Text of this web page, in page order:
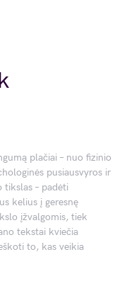
plačiai – nuo fizinio
pusiausvyros ir
tikslas – padėti
kelius į geresnę
įžvalgomis, tiek
tekstai kviečia
to, kas veikia